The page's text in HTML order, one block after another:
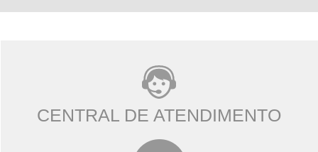
CENTRAL DE ATENDIMENTO